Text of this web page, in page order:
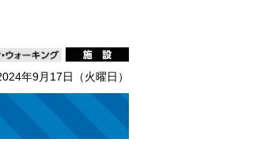
年9月17日（火曜日）